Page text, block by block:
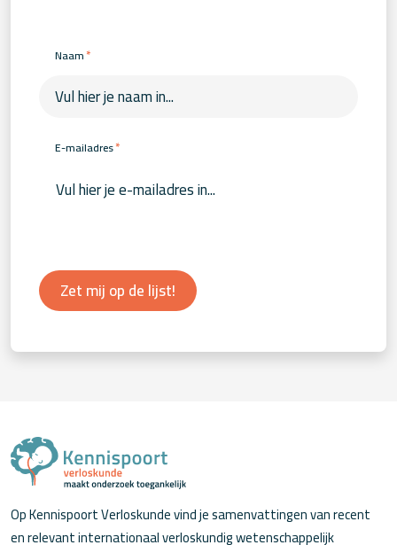
Naam*
E-mailadres*
Zet mij op de lijst!
Op Kennispoort Verloskunde vind je samenvattingen van recent
en relevant internationaal verloskundig wetenschappelijk